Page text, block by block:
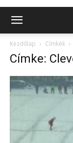
Kezdőlap Címkék
Címke: